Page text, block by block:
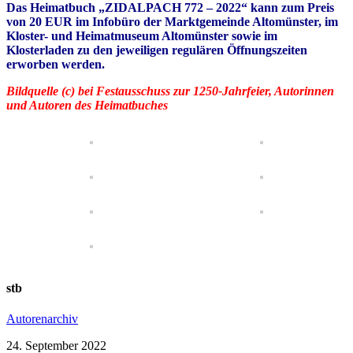
Das Heimatbuch „ZIDALPACH 772 – 2022“ kann zum Preis
von 20 EUR im Infobüro der Marktgemeinde Altomünster, im
Kloster- und Heimatmuseum Altomünster sowie im
Klosterladen zu den jeweiligen regulären Öffnungszeiten
erworben werden.
Bildquelle (c) bei Festausschuss zur 1250-Jahrfeier, Autorinnen
und Autoren des Heimatbuches
stb
Autorenarchiv
24. September 2022